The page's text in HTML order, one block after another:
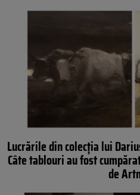
Lucrările din colecția lui
Câte tablouri au fost
de